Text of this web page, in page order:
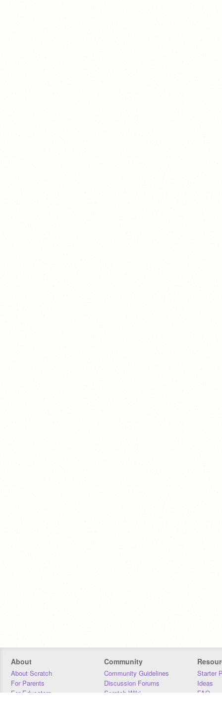
About
About Scratch
For Parents
For Educators
Community
Community Guidelines
Discussion Forums
Scratch Wiki
Starter
Ideas
FAQ